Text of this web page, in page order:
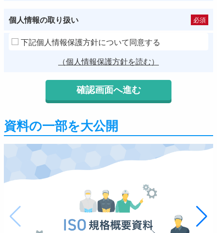
個人情報の取り扱い 必須
下記個人情報保護方針について同意する
（個人情報保護方針を読む）
資料の一部を大公開